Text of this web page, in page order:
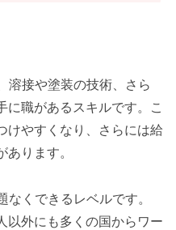
溶接や塗装の技術、さら
に職があるスキルです。こ
けやすくなり、さらには給
ります。
なくできるレベルです。
以外にも多くの国からワー